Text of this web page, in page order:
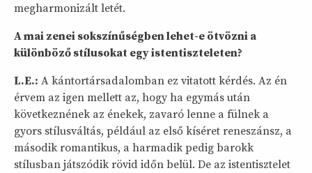
megharmonizált letét.
A mai zenei sokszínűségben lehet-e ötvözni a
különböző stílusokat egy istentiszteleten?
L.E.: A kántortársadalomban ez vitatott kérdés. Az én
érvem az igen mellett az, hogy ha egymás után
következnének az énekek, zavaró lenne a fülnek a
gyors stílusváltás, például az első kíséret reneszánsz, a
második romantikus, a harmadik pedig barokk
stílusban játszódik rövid időn belül. De az istentisztelet